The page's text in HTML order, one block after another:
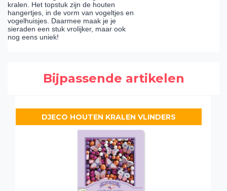
kralen. Het topstuk zijn de houten
hangertjes, in de vorm van vogeltjes en
vogelhuisjes. Daarmee maak je je
sieraden een stuk vrolijker, maar ook
nog eens uniek!
Bijpassende artikelen
DJECO HOUTEN KRALEN VLINDERS